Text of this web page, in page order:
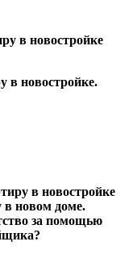
в новостройке
в новостройке.
в новостройке
в новом доме.
за помощью